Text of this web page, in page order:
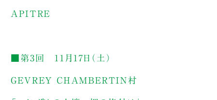
APITRE
■第3回 11月17日（土）
GEVREY CHAMBERTIN村